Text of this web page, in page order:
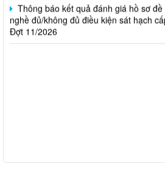
nghề đủ/không đủ điều kiện sát hạch
Đợt 11/2026